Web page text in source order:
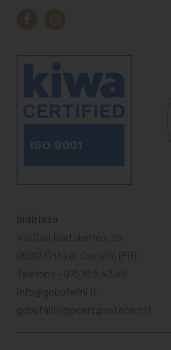
Indirizzo
Via San Bartolomeo, sn
06012 Città di Castello (PG)
Telefono - 075.855.42.45
info@gobufalini.it
gobufalini@pcert.postecert.it